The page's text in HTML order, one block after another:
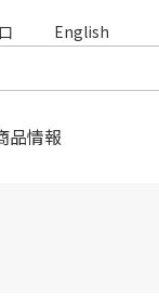
English
品情報